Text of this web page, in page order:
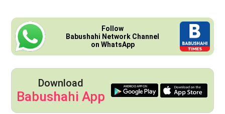
Follow
Babushahi Network Channel
on WhatsApp
Download
Babushahi App